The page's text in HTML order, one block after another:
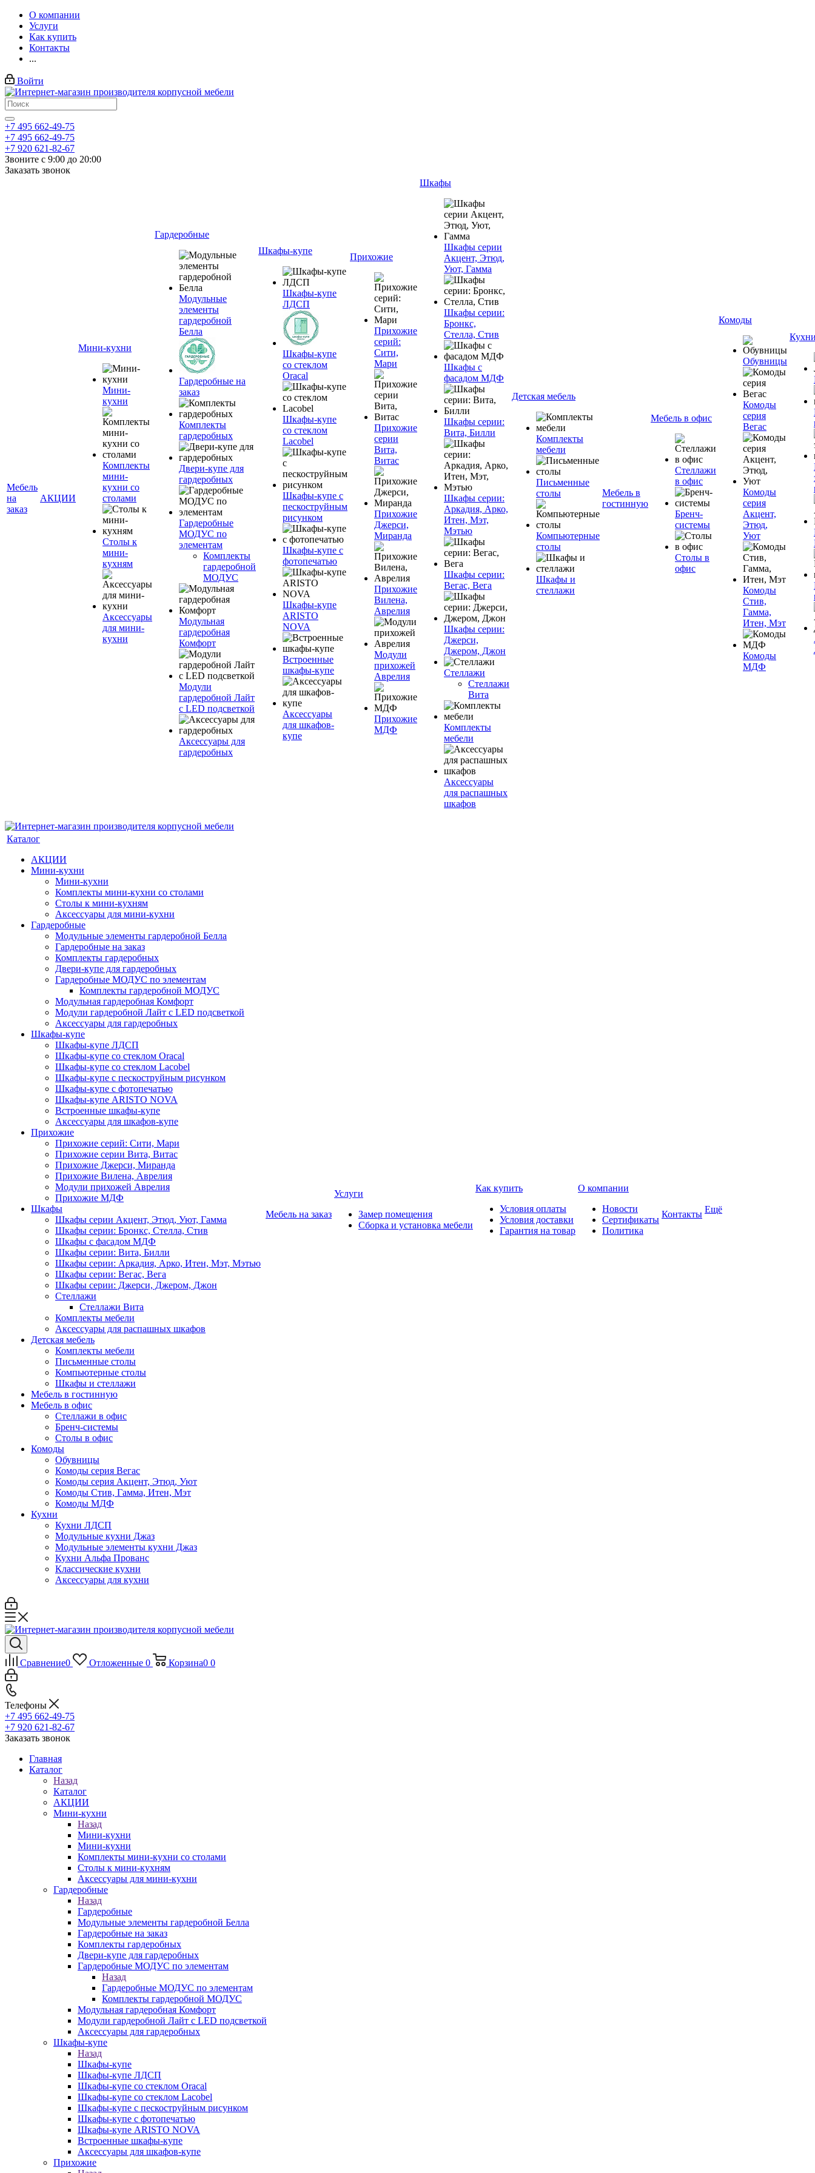
О компании
Услуги
Как купить
Контакты
...
Войти
+7 495 662-49-75
+7 495 662-49-75
+7 920 621-82-67
Звоните с 9:00 до 20:00
Заказать звонок
Мебель
на
заказ
АКЦИИ
Мини-кухни
Мини-
кухни
Комплекты
мини-
кухни со
столами
Столы к
мини-
кухням
Аксессуары
для мини-
кухни
Гардеробные
Модульные
элементы
гардеробной
Белла
Гардеробные на
заказ
Комплекты
гардеробных
Двери-купе для
гардеробных
Гардеробные
МОДУС по
элементам
Комплекты
гардеробной
МОДУС
Модульная
гардеробная
Комфорт
Модули
гардеробной Лайт
с LED подсветкой
Аксессуары для
гардеробных
Шкафы-купе
Шкафы-купе
ЛДСП
Шкафы-купе
со стеклом
Oracal
Шкафы-купе
со стеклом
Lacobel
Шкафы-купе с
пескоструйным
рисунком
Шкафы-купе с
фотопечатью
Шкафы-купе
ARISTO
NOVA
Встроенные
шкафы-купе
Аксессуары
для шкафов-
купе
Прихожие
Прихожие
серий:
Сити,
Мари
Прихожие
серии
Вита,
Витас
Прихожие
Джерси,
Миранда
Прихожие
Вилена,
Аврелия
Модули
прихожей
Аврелия
Прихожие
МДФ
Шкафы
Шкафы серии
Акцент, Этюд,
Уют, Гамма
Шкафы серии:
Бронкс,
Стелла, Стив
Шкафы с
фасадом МДФ
Шкафы серии:
Вита, Билли
Шкафы серии:
Аркадия, Арко,
Итен, Мэт,
Мэтью
Шкафы серии:
Вегас, Вега
Шкафы серии:
Джерси,
Джером, Джон
Стеллажи
Стеллажи
Вита
Комплекты
мебели
Аксессуары
для распашных
шкафов
Детская мебель
Комплекты
мебели
Письменные
столы
Компьютерные
столы
Шкафы и
стеллажи
Мебель в
гостинную
Мебель в офис
Стеллажи
в офис
Бренч-
системы
Столы в
офис
Комоды
Обувницы
Комоды
серия
Вегас
Комоды
серия
Акцент,
Этюд,
Уют
Комоды
Стив,
Гамма,
Итен, Мэт
Комоды
МДФ
Каталог
АКЦИИ
Мини-кухни
Мини-кухни
Комплекты мини-кухни со столами
Столы к мини-кухням
Аксессуары для мини-кухни
Гардеробные
Модульные элементы гардеробной Белла
Гардеробные на заказ
Комплекты гардеробных
Двери-купе для гардеробных
Гардеробные МОДУС по элементам
Комплекты гардеробной МОДУС
Модульная гардеробная Комфорт
Модули гардеробной Лайт с LED подсветкой
Аксессуары для гардеробных
Шкафы-купе
Шкафы-купе ЛДСП
Шкафы-купе со стеклом Oracal
Шкафы-купе со стеклом Lacobel
Шкафы-купе с пескоструйным рисунком
Шкафы-купе с фотопечатью
Шкафы-купе ARISTO NOVA
Встроенные шкафы-купе
Аксессуары для шкафов-купе
Прихожие
Прихожие серий: Сити, Мари
Прихожие серии Вита, Витас
Прихожие Джерси, Миранда
Прихожие Вилена, Аврелия
Модули прихожей Аврелия
Прихожие МДФ
Шкафы
Шкафы серии Акцент, Этюд, Уют, Гамма
Шкафы серии: Бронкс, Стелла, Стив
Шкафы с фасадом МДФ
Шкафы серии: Вита, Билли
Шкафы серии: Аркадия, Арко, Итен, Мэт, Мэтью
Шкафы серии: Вегас, Вега
Шкафы серии: Джерси, Джером, Джон
Стеллажи
Стеллажи Вита
Комплекты мебели
Аксессуары для распашных шкафов
Детская мебель
Комплекты мебели
Письменные столы
Компьютерные столы
Шкафы и стеллажи
Мебель в гостинную
Мебель в офис
Стеллажи в офис
Бренч-системы
Столы в офис
Комоды
Обувницы
Комоды серия Вегас
Комоды серия Акцент, Этюд, Уют
Комоды Стив, Гамма, Итен, Мэт
Комоды МДФ
Кухни
Кухни ЛДСП
Модульные кухни Джаз
Модульные элементы кухни Джаз
Кухни Альфа Прованс
Классические кухни
Аксессуары для кухни
Мебель на заказ
Услуги
Замер помещения
Сборка и установка мебели
Как купить
Условия оплаты
Условия доставки
Гарантия на товар
О компании
Новости
Сертификаты
Политика
Контакты Ещё
Сравнение0 Отложенные 0 Корзина0 0
Телефоны
+7 495 662-49-75
+7 920 621-82-67
Заказать звонок
Главная
Каталог
Назад
Каталог
АКЦИИ
Мини-кухни
Назад
Мини-кухни
Мини-кухни
Комплекты мини-кухни со столами
Столы к мини-кухням
Аксессуары для мини-кухни
Гардеробные
Назад
Гардеробные
Модульные элементы гардеробной Белла
Гардеробные на заказ
Комплекты гардеробных
Двери-купе для гардеробных
Гардеробные МОДУС по элементам
Назад
Гардеробные МОДУС по элементам
Комплекты гардеробной МОДУС
Модульная гардеробная Комфорт
Модули гардеробной Лайт с LED подсветкой
Аксессуары для гардеробных
Шкафы-купе
Назад
Шкафы-купе
Шкафы-купе ЛДСП
Шкафы-купе со стеклом Oracal
Шкафы-купе со стеклом Lacobel
Шкафы-купе с пескоструйным рисунком
Шкафы-купе с фотопечатью
Шкафы-купе ARISTO NOVA
Встроенные шкафы-купе
Аксессуары для шкафов-купе
Прихожие